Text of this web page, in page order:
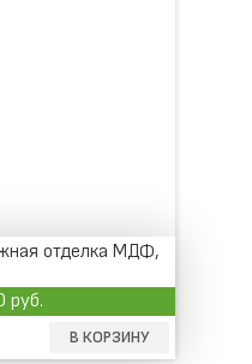
отделка МДФ,
руб.
В КОРЗИНУ